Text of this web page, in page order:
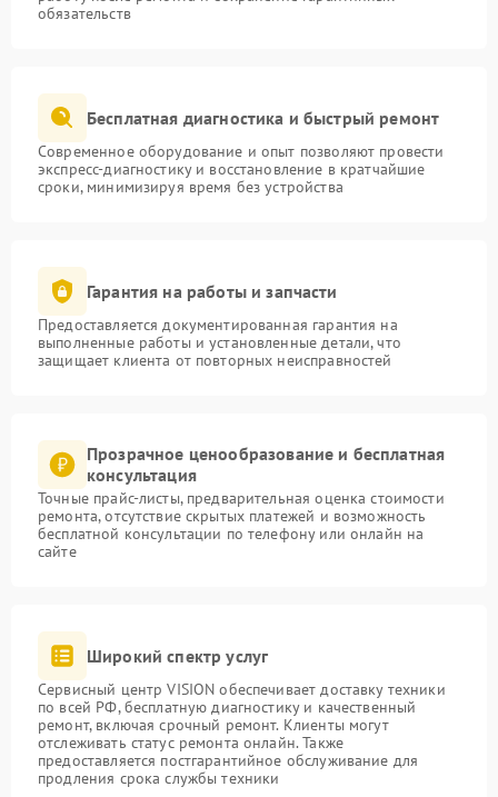
обязательств
Бесплатная диагностика и быстрый ремонт
Современное оборудование и опыт позволяют провести
экспресс-диагностику и восстановление в кратчайшие
сроки, минимизируя время без устройства
Гарантия на работы и запчасти
Предоставляется документированная гарантия на
выполненные работы и установленные детали, что
защищает клиента от повторных неисправностей
Прозрачное ценообразование и бесплатная
консультация
Точные прайс-листы, предварительная оценка стоимости
ремонта, отсутствие скрытых платежей и возможность
бесплатной консультации по телефону или онлайн на
сайте
Широкий спектр услуг
Сервисный центр VISION обеспечивает доставку техники
по всей РФ, бесплатную диагностику и качественный
ремонт, включая срочный ремонт. Клиенты могут
отслеживать статус ремонта онлайн. Также
предоставляется постгарантийное обслуживание для
продления срока службы техники